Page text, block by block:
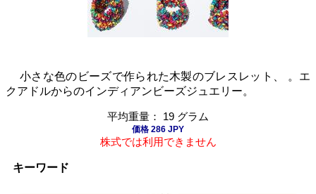
小さな色のビーズで作られた木製のブレスレット、 。エ
クアドルからのインディアンビーズジュエリー。
平均重量： 19 グラム
価格 286 JPY
株式では利用できません
キーワード